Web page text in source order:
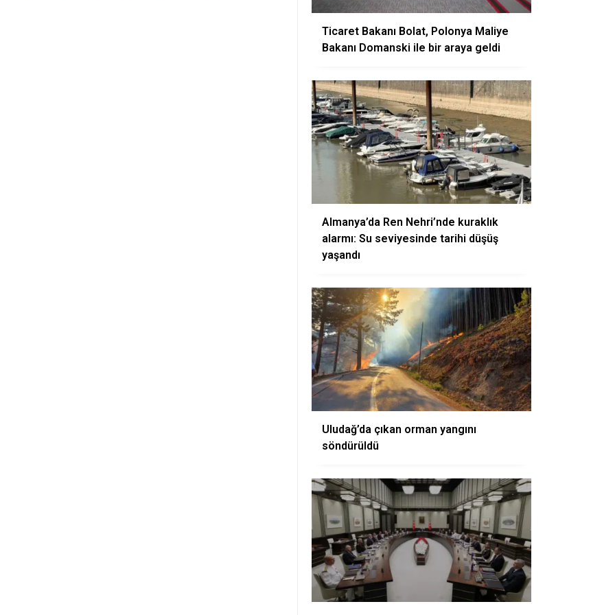
Ticaret Bakanı Bolat, Polonya Maliye
Bakanı Domanski ile bir araya geldi
Almanya’da Ren Nehri’nde kuraklık
alarmı: Su seviyesinde tarihi düşüş
yaşandı
Uludağ’da çıkan orman yangını
söndürüldü